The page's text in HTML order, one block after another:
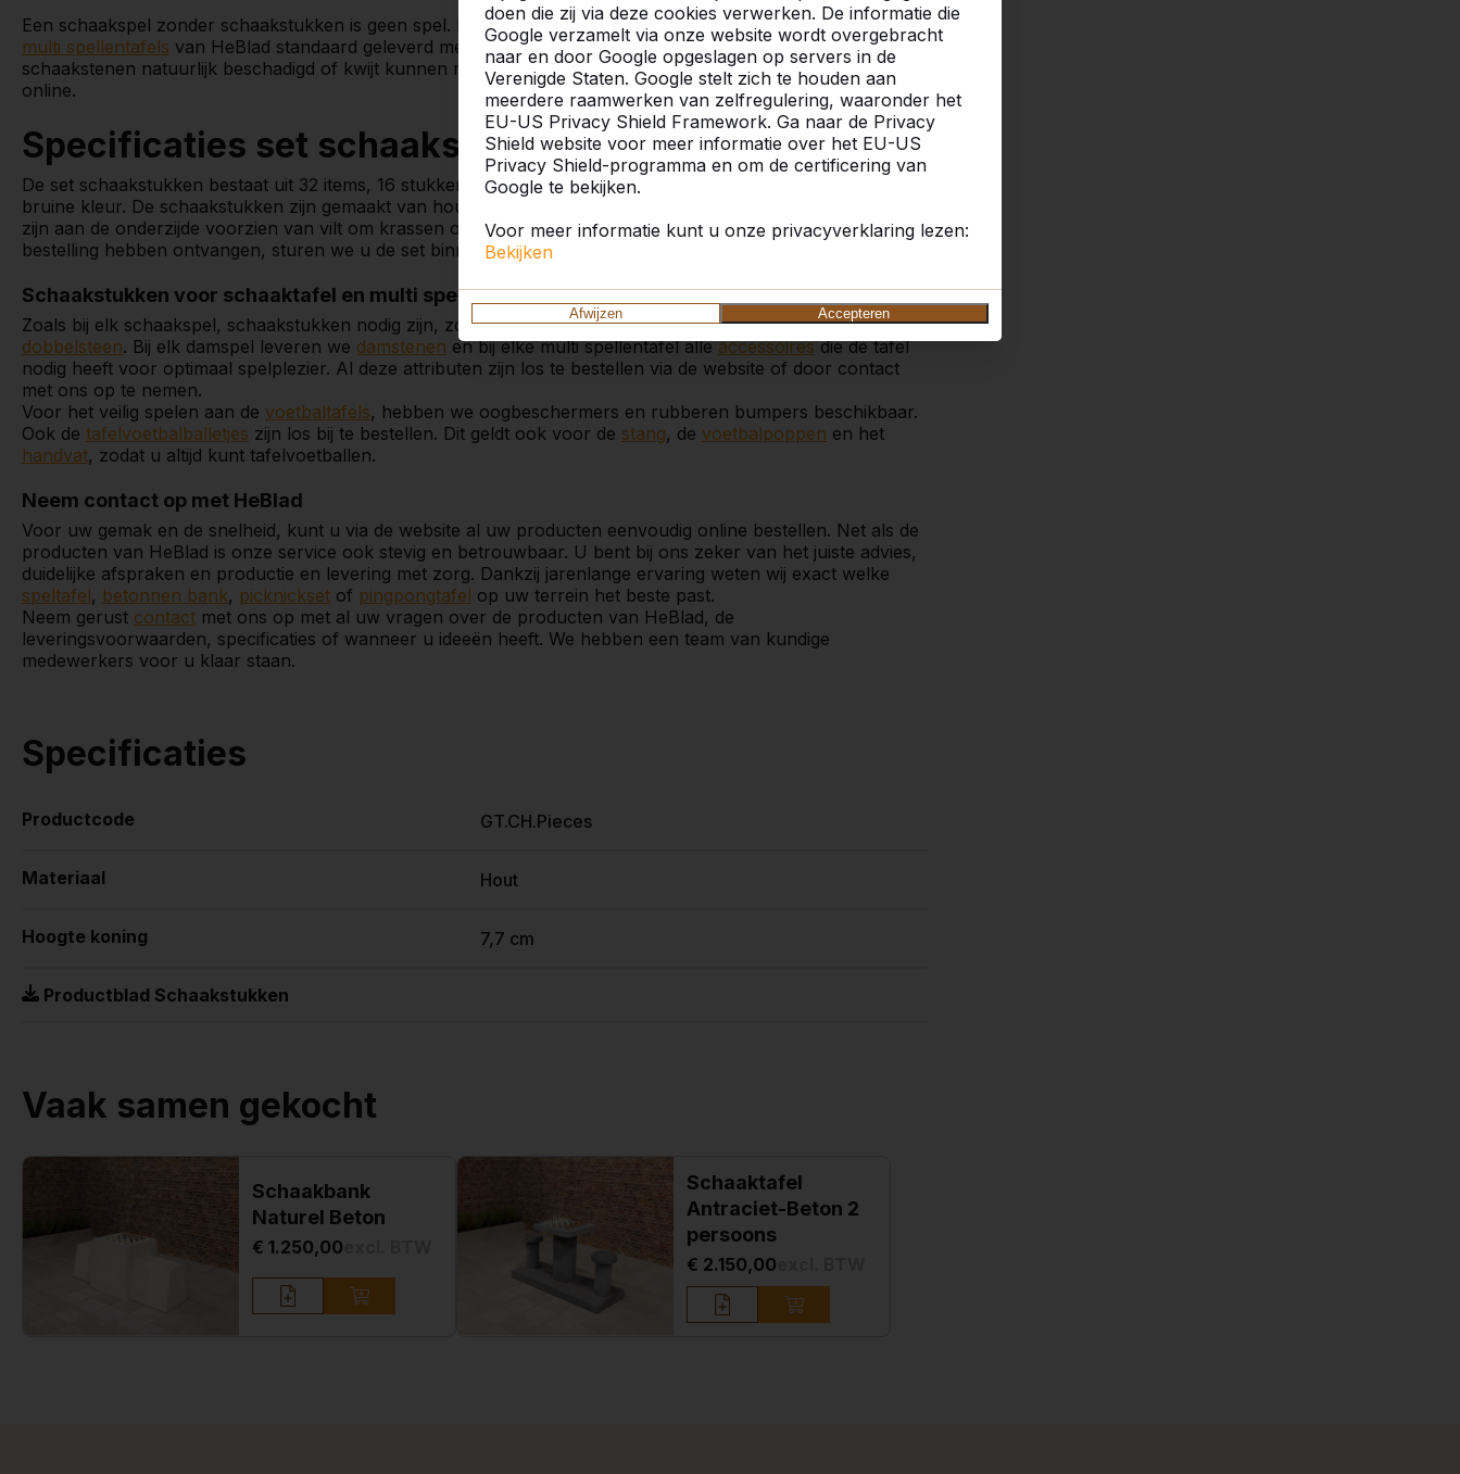
doen die zij via deze cookies verwerken. De informatie die
Google verzamelt via onze website wordt overgebracht
naar en door Google opgeslagen op servers in de
Verenigde Staten. Google stelt zich te houden aan
meerdere raamwerken van zelfregulering, waaronder het
EU-US Privacy Shield Framework. Ga naar de Privacy
Shield website voor meer informatie over het EU-US
Privacy Shield-programma en om de certificering van
Google te bekijken.
Voor meer informatie kunt u onze privacyverklaring lezen:
Bekijken
Afwijzen Accepteren
Een schaakspel zonder schaakstukken is geen spel. Daarom worden alleschaaktafels ,schaakbankenen
multi spellentafels van HeBlad standaard geleverd met de bijbehorende schaakstukken. Omdat de
schaakstenen natuurlijk beschadigd of kwijt kunnen raken, bestelt u eenvoudig een losse set schaakstukken
online.
Specificaties set schaakstukken
De set schaakstukken bestaat uit 32 items, 16 stukken in de witte, licht kleur en 16 stuks in de donkerdere,
bruine kleur. De schaakstukken zijn gemaakt van hout, de hoogte van de Koning is bijna 9 cm en alle stukken
zijn aan de onderzijde voorzien van vilt om krassen op het schaakbord te voorkomen. Zodra we uw
bestelling hebben ontvangen, sturen we u de set binnen twee werkdagen toe.
Schaakstukken voor schaaktafel en multi speltafel
Zoals bij elk schaakspel, schaakstukken nodig zijn, zo leveren we bij elke ludotafelpionnen met een
dobbelsteen. Bij elk damspel leveren we damstenen en bij elke multi spellentafel alleaccessoiresdie de tafel
nodig heeft voor optimaal spelplezier. Al deze attributen zijn los te bestellen via de website of door contact
met ons op te nemen.
Voor het veilig spelen aan de voetbaltafels, hebben we oogbeschermers en rubberen bumpers beschikbaar.
Ook de tafelvoetbalballetjes zijn los bij te bestellen. Dit geldt ook voor de stang, de voetbalpoppen en het
handvat, zodat u altijd kunt tafelvoetballen.
Neem contact op met HeBlad
Voor uw gemak en de snelheid, kunt u via de website al uw producten eenvoudig online bestellen. Net als de
producten van HeBlad is onze service ook stevig en betrouwbaar. U bent bij ons zeker van het juiste advies,
duidelijke afspraken en productie en levering met zorg. Dankzij jarenlange ervaring weten wij exact welke
speltafel, betonnen bank, picknickset of pingpongtafel op uw terrein het beste past.
Neem gerust contact met ons op met al uw vragen over de producten van HeBlad, de
leveringsvoorwaarden, specificaties of wanneer u ideeën heeft. We hebben een team van kundige
medewerkers voor u klaar staan.
Specificaties
Productcode GT.CH.Pieces
Materiaal Hout
Hoogte koning 7,7 cm
Productblad Schaakstukken
Vaak samen gekocht
Schaakbank
Naturel Beton
€ 1.250,00
Schaaktafel
Antraciet-Beton 2
persoons
€ 2.150,00